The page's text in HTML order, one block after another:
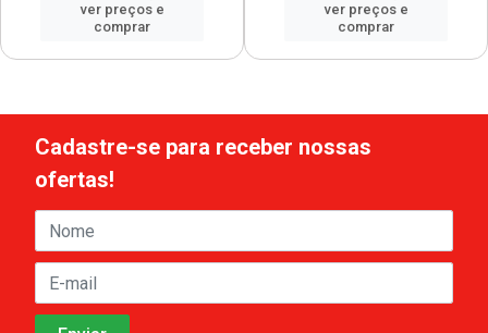
ver preços e
comprar
ver preços e
comprar
Cadastre-se para receber nossas
ofertas!